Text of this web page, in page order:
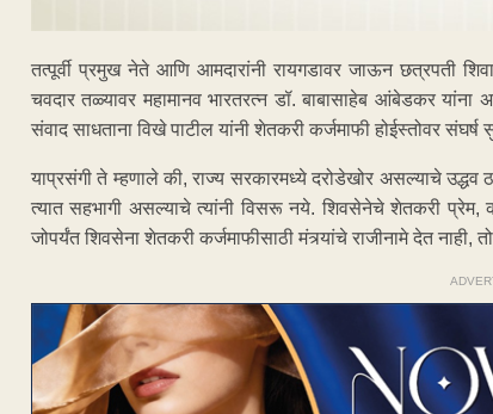
तत्पूर्वी प्रमुख नेते आणि आमदारांनी रायगडावर जाऊन छत्रपती
चवदार तळ्यावर महामानव भारतरत्न डॉ. बाबासाहेब आंबेडकर
संवाद साधताना विखे पाटील यांनी शेतकरी कर्जमाफी होईस्तोवर संघर्ष
याप्रसंगी ते म्हणाले की, राज्य सरकारमध्ये दरोडेखोर असल्याचे
त्यात सहभागी असल्याचे त्यांनी विसरू नये. शिवसेनेचे शेतकरी प्रेम,
जोपर्यंत शिवसेना शेतकरी कर्जमाफीसाठी मंत्र्यांचे राजीनामे देत नाही,